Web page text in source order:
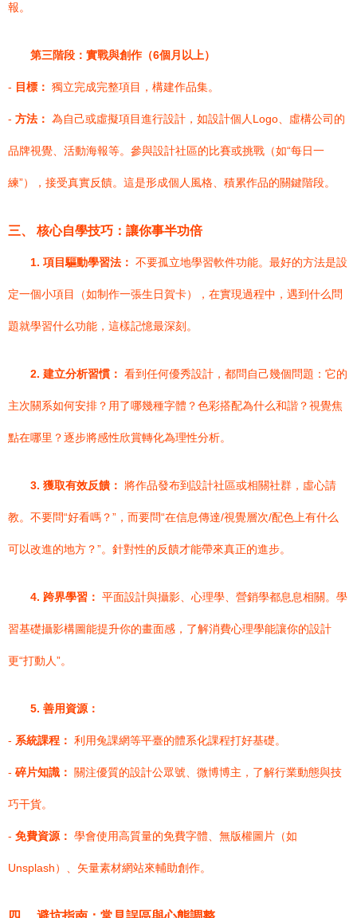
報。
第三階段：實戰與創作（6個月以上）
- 目標： 獨立完成完整項目，構建作品集。
- 方法： 為自己或虛擬項目進行設計，如設計個人Logo、虛構公司的
品牌視覺、活動海報等。參與設計社區的比賽或挑戰（如“每日一
練”），接受真實反饋。這是形成個人風格、積累作品的關鍵階段。
三、 核心自學技巧：讓你事半功倍
1. 項目驅動學習法： 不要孤立地學習軟件功能。最好的方法是設
定一個小項目（如制作一張生日賀卡），在實現過程中，遇到什么問
題就學習什么功能，這樣記憶最深刻。
2. 建立分析習慣： 看到任何優秀設計，都問自己幾個問題：它的
主次關系如何安排？用了哪幾種字體？色彩搭配為什么和諧？視覺焦
點在哪里？逐步將感性欣賞轉化為理性分析。
3. 獲取有效反饋： 將作品發布到設計社區或相關社群，虛心請
教。不要問“好看嗎？”，而要問“在信息傳達/視覺層次/配色上有什么
可以改進的地方？”。針對性的反饋才能帶來真正的進步。
4. 跨界學習： 平面設計與攝影、心理學、營銷學都息息相關。學
習基礎攝影構圖能提升你的畫面感，了解消費心理學能讓你的設計
更“打動人”。
5. 善用資源：
- 系統課程： 利用兔課網等平臺的體系化課程打好基礎。
- 碎片知識： 關注優質的設計公眾號、微博博主，了解行業動態與技
巧干貨。
- 免費資源： 學會使用高質量的免費字體、無版權圖片（如
Unsplash）、矢量素材網站來輔助創作。